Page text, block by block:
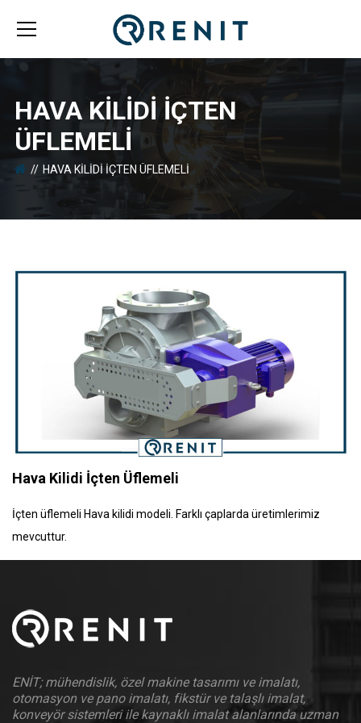
HAVA KILIDI İÇTEN
ÜFLEMELI
HAVA KILIDI İÇTEN ÜFLEMELI
Hava Kilidi İçten Üflemeli
İçten üflemeli Hava kilidi modeli. Farklı çaplarda üretimlerimiz
mevcuttur.
ENİT; mühendislik, özel makine tasarımı ve imalatı,
otomasyon ve pano imalatı, fikstür ve talaşlı imalat,
konveyör sistemleri ile kaynaklı imalat alanlarında uzman